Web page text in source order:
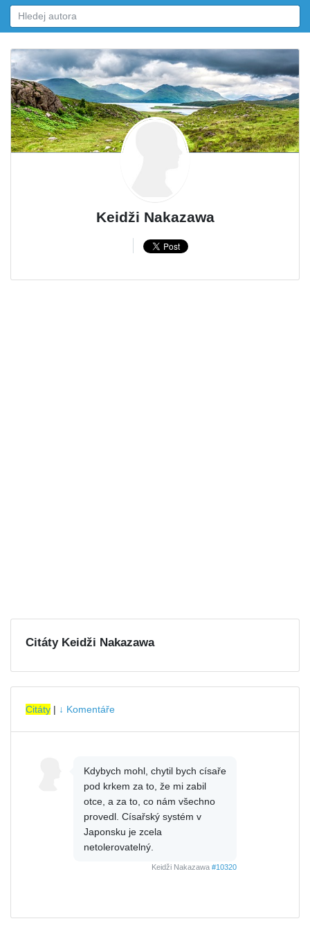
Keidži Nakazawa
Citáty Keidži Nakazawa
Citáty | ↓ Komentáře
Kdybych mohl, chytil bych císaře
pod krkem za to, že mi zabil
otce, a za to, co nám všechno
provedl. Císařský systém v
Japonsku je zcela
netolerovatelný.
Keidži Nakazawa #10320